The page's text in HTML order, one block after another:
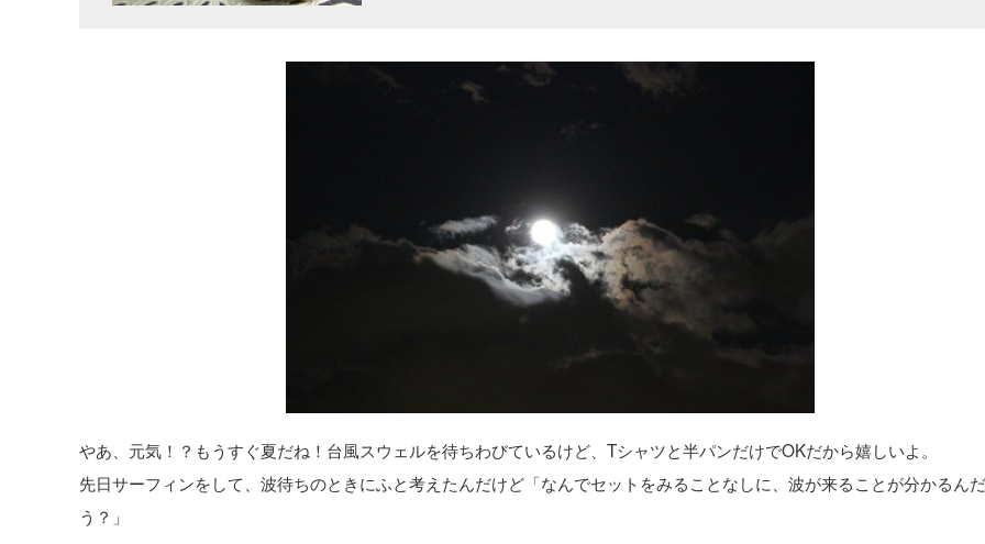
やあ、元気！？もうすぐ夏だね！台風スウェルを待ちわびているけど、Tシャツと半パンだけでOKだから嬉しいよ。
先日サーフィンをして、波待ちのときにふと考えたんだけど「なんでセットをみることなしに、波が来ることが分かるん
う？」